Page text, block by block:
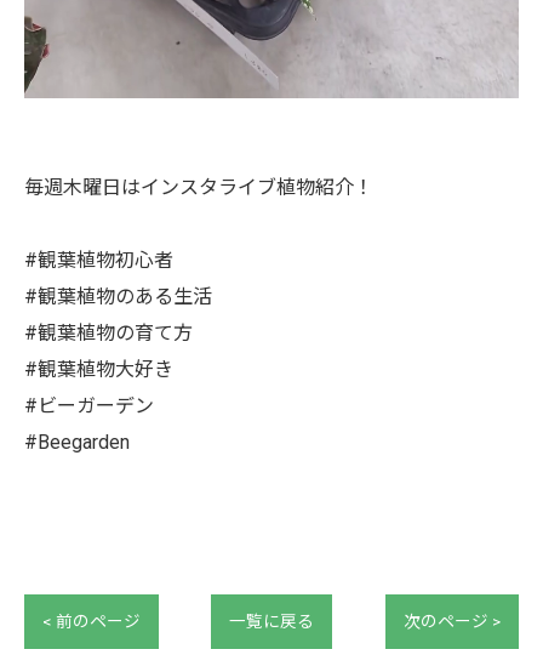
毎週木曜日はインスタライブ植物紹介！
#観葉植物初心者
#観葉植物のある生活
#観葉植物の育て方
#観葉植物大好き
#ビーガーデン
#Beegarden
< 前のページ 一覧に戻る 次のページ >